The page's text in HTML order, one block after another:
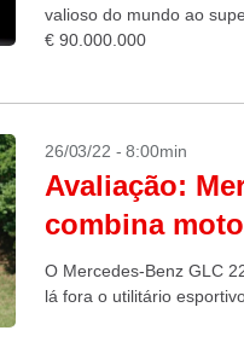
valioso do mundo ao
€ 90.000.000
26/03/22 - 8:00min
Avaliação:
combina
O Mercedes-Benz GLC
lá fora o utilitário